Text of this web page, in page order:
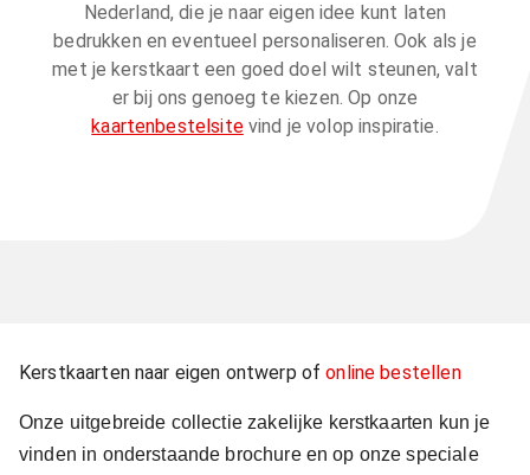
Nederland, die je naar eigen idee kunt laten
bedrukken en eventueel personaliseren. Ook als je
met je kerstkaart een goed doel wilt steunen, valt
er bij ons genoeg te kiezen. Op onze
kaartenbestelsitevind je volop inspiratie.
Kerstkaarten naar eigen ontwerp ofonline bestellen
Onze uitgebreide collectie zakelijke kerstkaarten kun je
vinden in onderstaande brochure en op onze speciale